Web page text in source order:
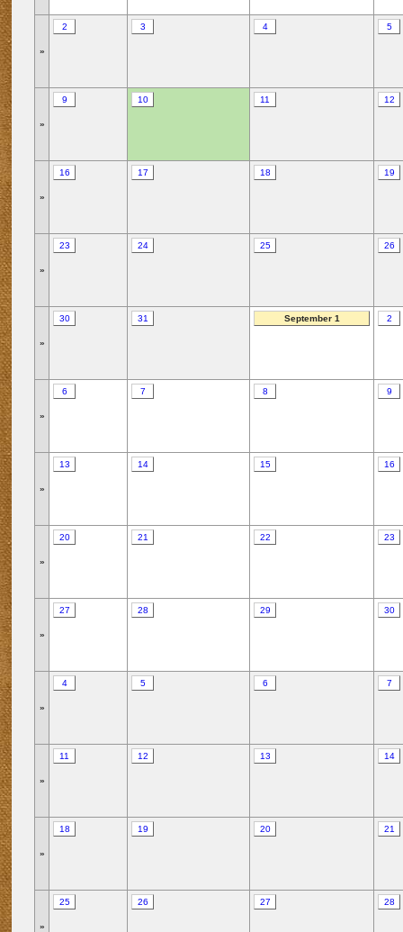
»
2 3 4 5
»
9 10 11 12
»
16 17 18 19
»
23 24 25 26
»
30 31 September 1 2
»
6 7 8 9
»
13 14 15 16
»
20 21 22 23
»
27 28 29 30
»
4 5 6 7
»
11 12 13 14
»
18 19 20 21
»
25 26 27 28